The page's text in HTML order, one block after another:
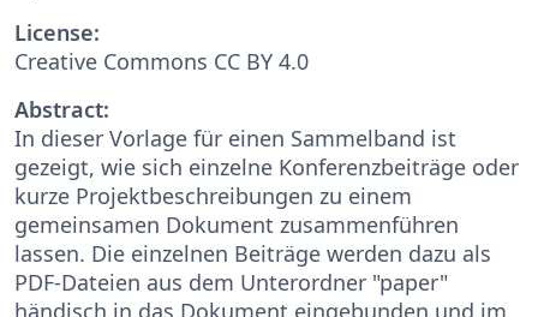
License:
Creative Commons CC BY 4.0
Abstract:
In dieser Vorlage für einen Sammelband ist
gezeigt, wie sich einzelne Konferenzbeiträge oder
kurze Projektbeschreibungen zu einem
gemeinsamen Dokument zusammenführen
lassen. Die einzelnen Beiträge werden dazu als
PDF-Dateien aus dem Unterordner "paper"
händisch in das Dokument eingebunden und im